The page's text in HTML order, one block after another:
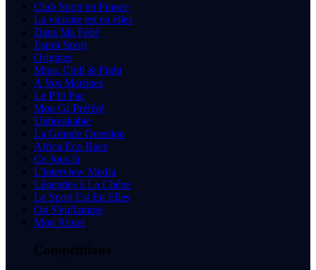
Club Sport en France
La victoire est en elles
Dans Ma Fédé
Esprit Sport
Origines
Mma, Chill & Fight
A Vos Marques
Le P'tit Pac
Mon Gr Préféré
Unbreakable
La Grande Question
Africa Eco Race
Ce Jour-là
L'interview Media
Légendes à La Chêne
Le Sport Est En Elles
On S'enflamme
Mon Rituel
Compétitions